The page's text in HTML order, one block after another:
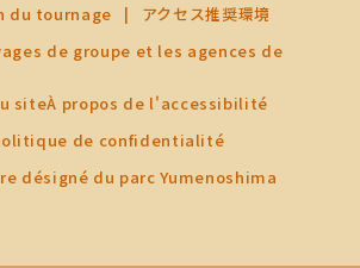
du tournage
アクセス推奨環境
de groupe et les agences de
siteÀ propos de l'accessibilité
de confidentialité
désigné du parc Yumenoshima